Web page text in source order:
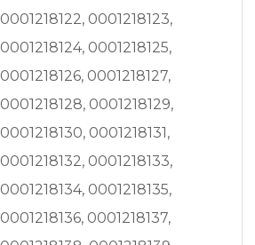
0001218122, 0001218123,
0001218124, 0001218125,
0001218126, 0001218127,
0001218128, 0001218129,
0001218130, 0001218131,
0001218132, 0001218133,
0001218134, 0001218135,
0001218136, 0001218137,